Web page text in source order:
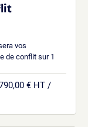
vos
de conflit sur 1
€ HT /